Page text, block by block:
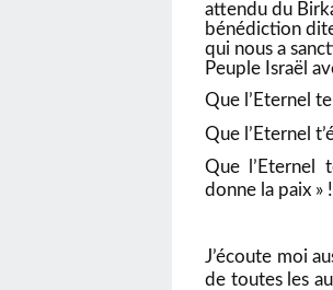
attendu du
bénédiction
qui nous a
Peuple Israël
Que l’Eternel
Que l’Eternel
Que l’Eternel
donne la paix » !
J’écoute moi
de toutes les